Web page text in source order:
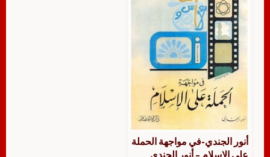
أنور الجندي-في مواجهة الحملة
على الإسلام – أنور الجندي